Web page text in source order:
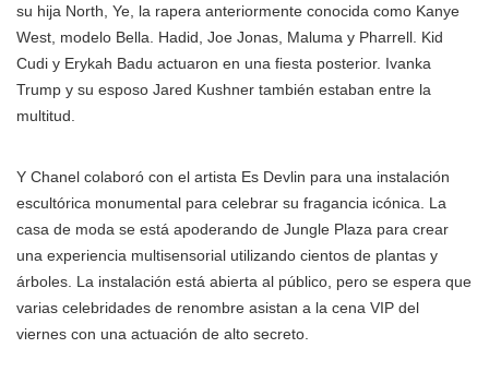
su hija North, Ye, la rapera anteriormente conocida como Kanye
West, modelo Bella. Hadid, Joe Jonas, Maluma y Pharrell. Kid
Cudi y Erykah Badu actuaron en una fiesta posterior. Ivanka
Trump y su esposo Jared Kushner también estaban entre la
multitud.
Y Chanel colaboró con el artista Es Devlin para una instalación
escultórica monumental para celebrar su fragancia icónica. La
casa de moda se está apoderando de Jungle Plaza para crear
una experiencia multisensorial utilizando cientos de plantas y
árboles. La instalación está abierta al público, pero se espera que
varias celebridades de renombre asistan a la cena VIP del
viernes con una actuación de alto secreto.